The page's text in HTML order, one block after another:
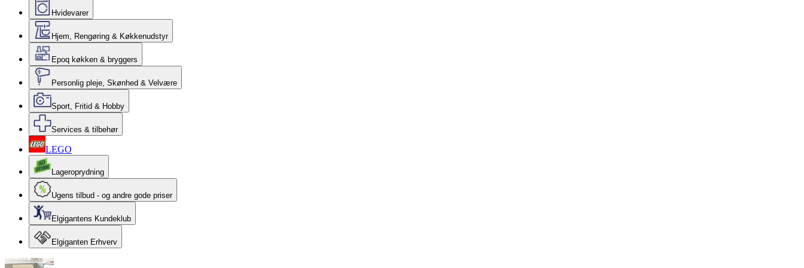
Hvidevarer
Hjem, Rengøring & Køkkenudstyr
Epoq køkken & bryggers
Personlig pleje, Skønhed & Velvære
Sport, Fritid & Hobby
Services & tilbehør
LEGO
Lageroprydning
Ugens tilbud - og andre gode priser
Elgigantens Kundeklub
Elgiganten Erhverv